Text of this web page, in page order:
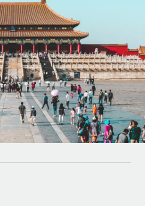
complejas.
flujos de trabajo sin
RR. HH. integradas para tu
de IA con Remote
HH. globales y nóminas para
de RR. HH.
empresas.
estratégicos
HH. globales en tu
de puestos